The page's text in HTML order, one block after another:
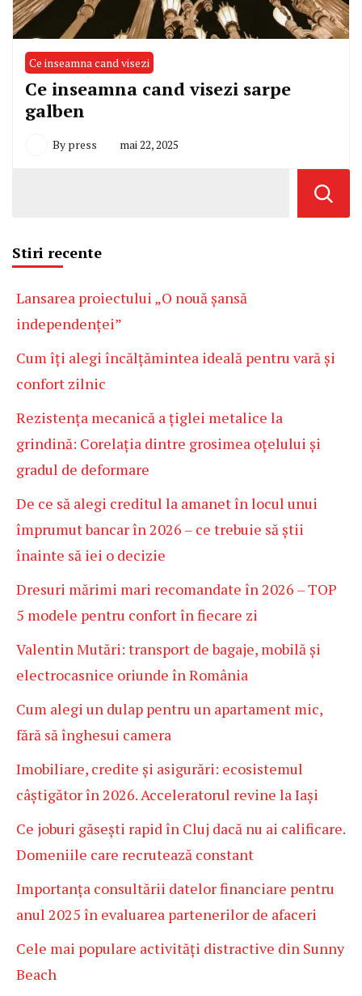
Ce inseamna cand visezi
Ce inseamna cand visezi sarpe
galben
By press mai 22, 2025
Stiri recente
Lansarea proiectului „O nouă șansă
independenței”
Cum îți alegi încălțămintea ideală pentru vară și
confort zilnic
Rezistența mecanică a țiglei metalice la
grindină: Corelația dintre grosimea oțelului și
gradul de deformare
De ce să alegi creditul la amanet în locul unui
împrumut bancar în 2026 – ce trebuie să știi
înainte să iei o decizie
Dresuri mărimi mari recomandate în 2026 – TOP
5 modele pentru confort în fiecare zi
Valentin Mutări: transport de bagaje, mobilă și
electrocasnice oriunde în România
Cum alegi un dulap pentru un apartament mic,
fără să înghesui camera
Imobiliare, credite și asigurări: ecosistemul
câștigător în 2026. Acceleratorul revine la Iași
Ce joburi găsești rapid în Cluj dacă nu ai calificare.
Domeniile care recrutează constant
Importanța consultării datelor financiare pentru
anul 2025 în evaluarea partenerilor de afaceri
Cele mai populare activități distractive din Sunny
Beach